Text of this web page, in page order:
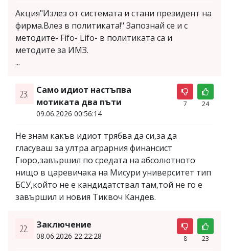
Акция"Излез от системата и стани президент на
фирма.Влез в политиката!" Запознай се и с
методите- Fifo- Lifo- в политиката са и
методите за ИМЗ.
...
23.
Само идиот настъпва
мотиката два пъти
09.06.2026 00:56:14
7 24
Не знам какъв идиот трябва да си,за да
гласуваш за ултра аграрния финансист
Гюро,завършил по средата на абсолютното
нищо в царевичака на Мисури университет тип
БСУ,който не е кандидатствал там,той не го е
завършил и новия Тиквоч Кандев.
22. Заключение
08.06.2026 22:22:28 8 23